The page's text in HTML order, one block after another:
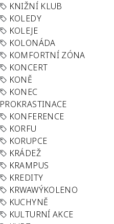
KNIŽNÍ KLUB
KOLEDY
KOLEJE
KOLONÁDA
KOMFORTNÍ ZÓNA
KONCERT
KONĚ
KONEC
PROKRASTINACE
KONFERENCE
KORFU
KORUPCE
KRÁDEŽ
KRAMPUS
KREDITY
KRWAWÝKOLENO
KUCHYNĚ
KULTURNÍ AKCE